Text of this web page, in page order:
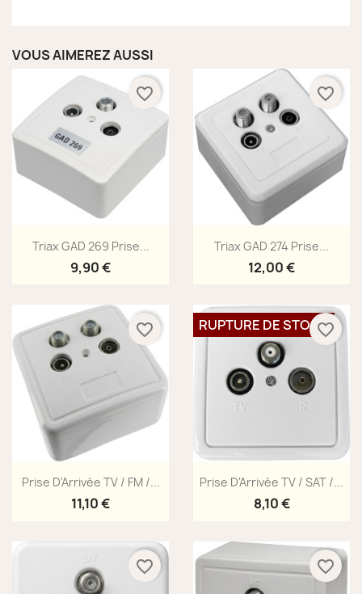
VOUS AIMEREZ AUSSI
Aperçu rapide
Triax GAD 269 Prise...
9,90 €
favorite_border
Aperçu rapide
Triax GAD 274 Prise...
12,00 €
favorite_border
Aperçu rapide
Prise D'Arrivée TV / FM /...
11,10 €
favorite_border
Aperçu rapide
Prise D'Arrivée TV / SAT /...
8,10 €
RUPTURE DE STOCK
favorite_border
favorite_border favorite_border